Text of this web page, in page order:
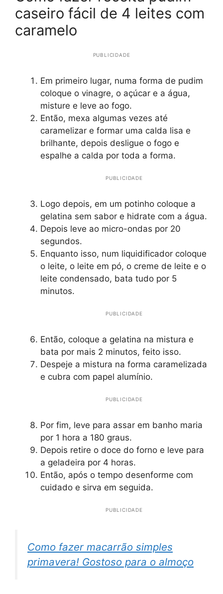
caseiro fácil de 4 leites com
caramelo
PUBLICIDADE
Em primeiro lugar, numa forma de pudim
coloque o vinagre, o açúcar e a água,
misture e leve ao fogo.
Então, mexa algumas vezes até
caramelizar e formar uma calda lisa e
brilhante, depois desligue o fogo e
espalhe a calda por toda a forma.
PUBLICIDADE
Logo depois, em um potinho coloque a
gelatina sem sabor e hidrate com a água.
Depois leve ao micro-ondas por 20
segundos.
Enquanto isso, num liquidificador coloque
o leite, o leite em pó, o creme de leite e o
leite condensado, bata tudo por 5
minutos.
PUBLICIDADE
Então, coloque a gelatina na mistura e
bata por mais 2 minutos, feito isso.
Despeje a mistura na forma caramelizada
e cubra com papel alumínio.
PUBLICIDADE
Por fim, leve para assar em banho maria
por 1 hora a 180 graus.
Depois retire o doce do forno e leve para
a geladeira por 4 horas.
Então, após o tempo desenforme com
cuidado e sirva em seguida.
PUBLICIDADE
Como fazer macarrão simples
primavera! Gostoso para o almoço